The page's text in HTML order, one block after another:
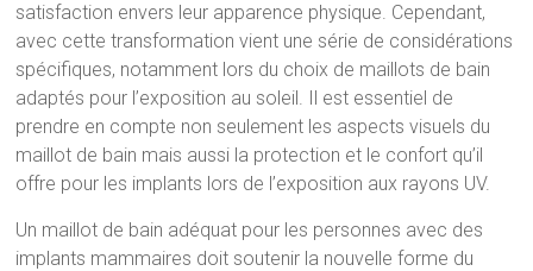
satisfaction envers leur apparence physique. Cependant,
avec cette transformation vient une série de considérations
spécifiques, notamment lors du choix de maillots de bain
adaptés pour l’exposition au soleil. Il est essentiel de
prendre en compte non seulement les aspects visuels du
maillot de bain mais aussi la protection et le confort qu’il
offre pour les implants lors de l’exposition aux rayons UV.
Un maillot de bain adéquat pour les personnes avec des
implants mammaires doit soutenir la nouvelle forme du